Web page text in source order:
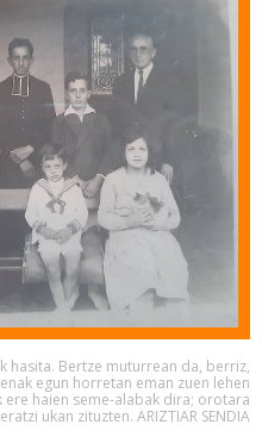
hasita. Bertze muturrean da, berriz,
egun horretan eman zuen lehen
haien seme-alabak dira; orotara
ukan zituzten. ARIZTIAR SENDIA